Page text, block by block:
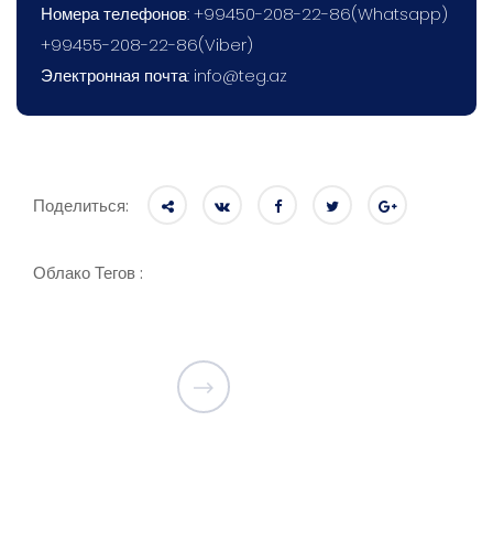
Номера телефонов: +99450-208-22-86(Whatsapp)
+99455-208-22-86(Viber)
Электронная почта: info@teg.az
Поделиться:
Облако Тегов :